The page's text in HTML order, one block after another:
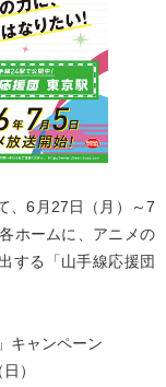
、6月27日（月）～7
ホームに、アニメの
する「山手線応援団
キャンペーン
）